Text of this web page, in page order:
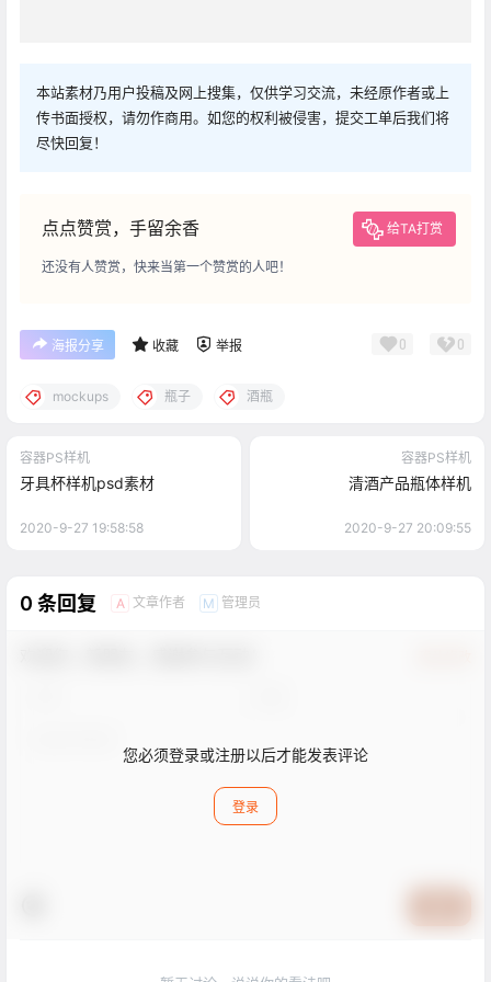
本站素材乃用户投稿及网上搜集，仅供学习交流，未经原作者或上
传书面授权，请勿作商用。如您的权利被侵害，提交工单后我们将
尽快回复！
点点赞赏，手留余香 给TA打赏
还没有人赞赏，快来当第一个赞赏的人吧！
海报分享 收藏 举报 0 0
mockups 瓶子 酒瓶
容器PS样机
牙具杯样机psd素材
2020-9-27 19:58:58
容器PS样机
清酒产品瓶体样机
2020-9-27 20:09:55
0 条回复 A 文章作者 M 管理员
您必须登录或注册以后才能发表评论
登录